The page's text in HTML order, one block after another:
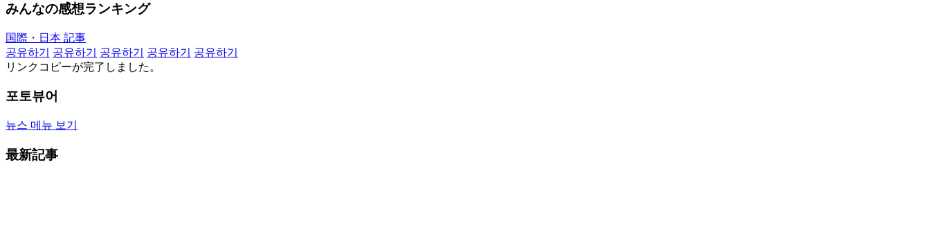
みんなの感想ランキング
国際・日本 記事
공유하기
공유하기 공유하기 공유하기
공유하기
リンクコピーが完了しました。
포토뷰어
뉴스 메뉴 보기
最新記事